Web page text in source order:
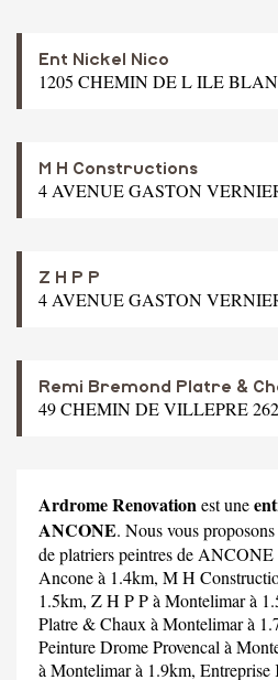
Ent Nickel Nico
1205 CHEMIN DE L ILE
M H Constructions
4 AVENUE GASTON
Z H P P
4 AVENUE GASTON
Remi Bremond Platre &
49 CHEMIN DE VILLEPRE
Ardrome Renovationest une
ANCONE. Nous vous
de platriers peintres de ANCONE
Ancone à 1.4km, M H
1.5km, Z H P Pà Montelimar à
Platre & Chaux à Montelimar à
Peinture Drome Provencal à
à Montelimar à 1.9km, Entreprise